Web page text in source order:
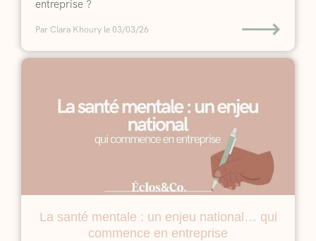
entreprise ?
Par Clara Khoury le 03/03/26 ⟶
La santé mentale : un enjeu national… qui
commence en entreprise